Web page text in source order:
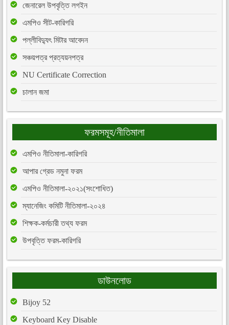
জেনারেল উপবৃত্তি লগইন
এমপিও সীট-কারিগরি
পল্লীবিদ্যুৎ মিটার আবেদন
সঞ্চয়পত্র প্রত্যয়নপত্র
NU Certificate Correction
চালান জমা
ফরমসমূহ/নীতিমালা
এমপিও নীতিমালা-কারিগরি
আপার গ্রেড নমুনা ফরম
এমপিও নীতিমালা-২০২১(সংশোধিত)
ম্যানেজিং কমিটি নীতিমালা-২০২৪
শিক্ষক-কর্মচারী তথ্য ফরম
উপবৃত্তি ফরম-কারিগরি
ডাউনলোড
Bijoy 52
Keyboard Key Disable